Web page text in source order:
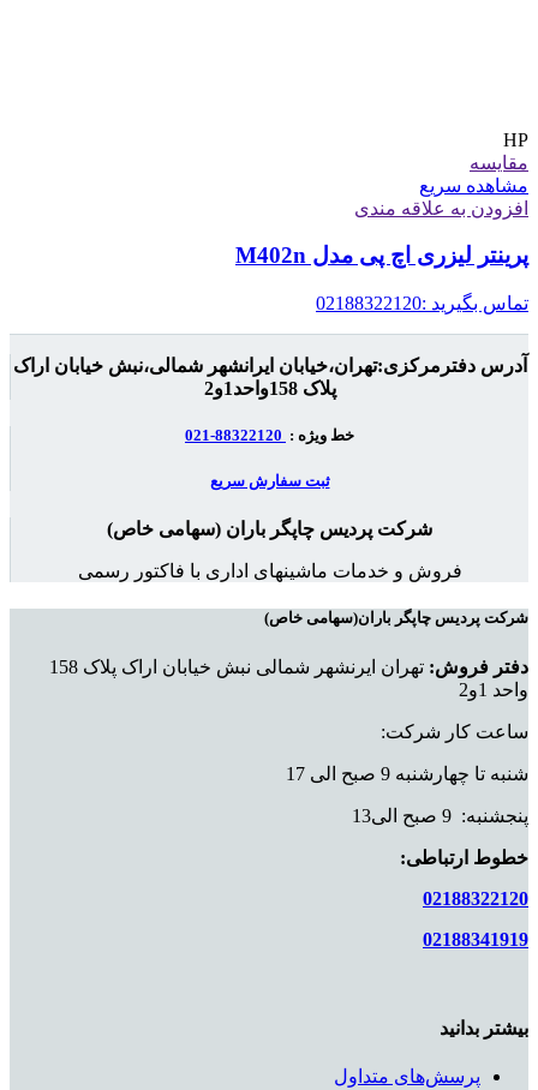
HP
مقایسه
مشاهده سریع
افزودن به علاقه مندی
پرینتر لیزری اچ پی مدل M402n
تماس بگیرید :02188322120
آدرس دفترمرکزی:تهران،خیابان ایرانشهر شمالی،نبش خیابان اراک
پلاک 158واحد1و2
خط ویژه :
ثبت سفارش سریع
شرکت پردیس چاپگر باران (سهامی خاص)
فروش و خدمات ماشینهای اداری با فاکتور رسمی
شرکت پردیس چاپگر باران(سهامی خاص)
دفتر فروش:
تهران ایرنشهر شمالی نبش خیابان اراک پلاک 158
واحد 1و2
ساعت کار شرکت:
شنبه تا چهارشنبه 9 صبح الی 17
پنجشنبه: 9 صبح الی13
خطوط ارتباطی:
02188322120
02188341919
بیشتر بدانید
پرسش‌های متداول